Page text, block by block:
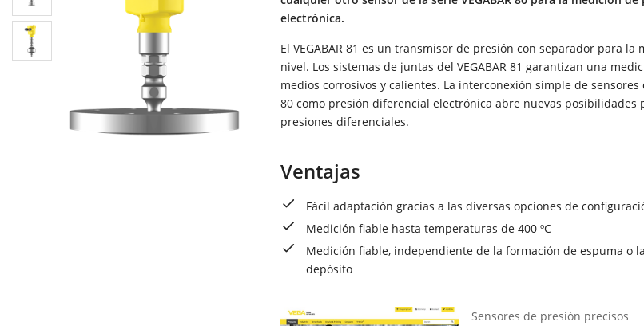
electrónica.
El VEGABAR 81 es un transmisor de presión con separador para la
nivel. Los sistemas de juntas del VEGABAR 81 garantizan una
medios corrosivos y calientes. La interconexión simple de sensores
80 como presión diferencial electrónica abre nuevas posibilidades
presiones diferenciales.
Ventajas
Fácil adaptación gracias a las diversas opciones de
Medición fiable hasta temperaturas de 400 ºC
Medición fiable, independiente de la formación de espuma o
depósito
Sensores de presión precisos